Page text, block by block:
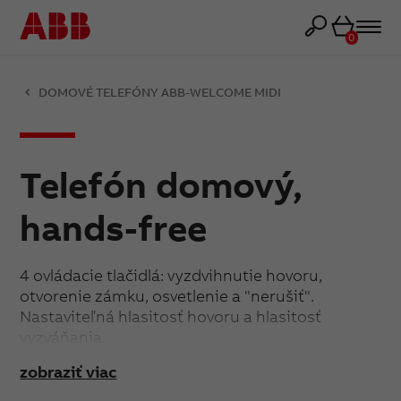
Košík
0
DOMOVÉ TELEFÓNY ABB-WELCOME MIDI
Telefón domový,
hands-free
4 ovládacie tlačidlá: vyzdvihnutie hovoru,
otvorenie zámku, osvetlenie a "nerušiť".
Nastaviteľná hlasitosť hovoru a hlasitosť
vyzváňania.
panelu a zvonenie pri dverách.
zobraziť viac